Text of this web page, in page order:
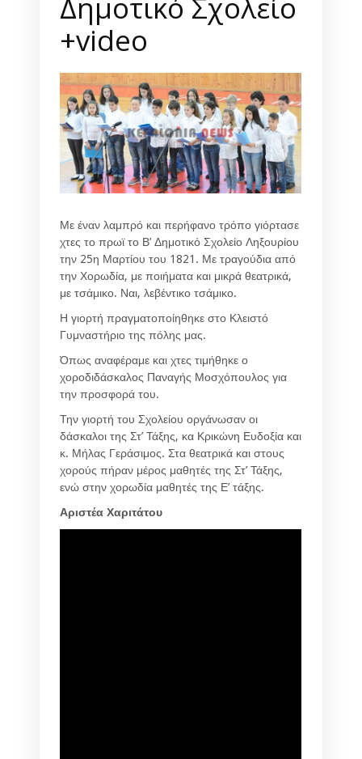
+video
Με έναν λαμπρό και περήφανο τρόπο γιόρτασε
χτες το πρωϊ το Β’ Δημοτικό Σχολείο Ληξουρίου
την 25η Μαρτίου του 1821. Με τραγούδια από
την Χορωδία, με ποιήματα και μικρά θεατρικά,
με τσάμικο. Ναι, λεβέντικο τσάμικο.
Η γιορτή πραγματοποίηθηκε στο Κλειστό
Γυμναστήριο της πόλης μας.
Όπως αναφέραμε και χτες τιμήθηκε ο
χοροδιδάσκαλος Παναγής Μοσχόπουλος για
την προσφορά του.
Την γιορτή του Σχολείου οργάνωσαν οι
δάσκαλοι της Στ’ Τάξης, κα Κρικώνη Ευδοξία και
κ. Μήλας Γεράσιμος. Στα θεατρικά και στους
χορούς πήραν μέρος μαθητές της Στ’ Τάξης,
ενώ στην χορωδία μαθητές της Ε’ τάξης.
Αριστέα Χαριτάτου